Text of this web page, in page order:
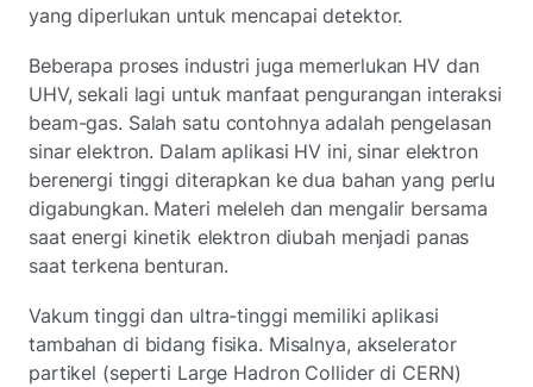
yang diperlukan untuk mencapai detektor.
Beberapa proses industri juga memerlukan HV dan
UHV, sekali lagi untuk manfaat pengurangan interaksi
beam-gas. Salah satu contohnya adalah pengelasan
sinar elektron. Dalam aplikasi HV ini, sinar elektron
berenergi tinggi diterapkan ke dua bahan yang perlu
digabungkan. Materi meleleh dan mengalir bersama
saat energi kinetik elektron diubah menjadi panas
saat terkena benturan.
Vakum tinggi dan ultra-tinggi memiliki aplikasi
tambahan di bidang fisika. Misalnya, akselerator
partikel (seperti Large Hadron Collider di CERN)